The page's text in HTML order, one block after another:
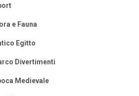
e Fauna
Egitto
Divertimenti
Medievale